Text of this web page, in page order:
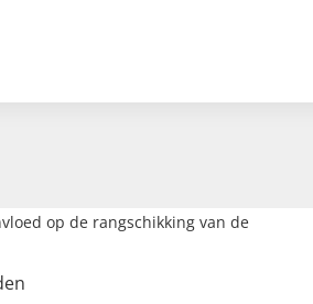
op de rangschikking van de